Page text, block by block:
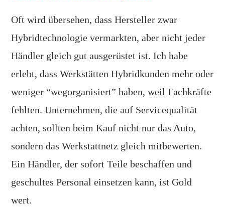
Oft wird übersehen, dass Hersteller zwar
Hybridtechnologie vermarkten, aber nicht jeder
Händler gleich gut ausgerüstet ist. Ich habe
erlebt, dass Werkstätten Hybridkunden mehr oder
weniger “wegorganisiert” haben, weil Fachkräfte
fehlten. Unternehmen, die auf Servicequalität
achten, sollten beim Kauf nicht nur das Auto,
sondern das Werkstattnetz gleich mitbewerten.
Ein Händler, der sofort Teile beschaffen und
geschultes Personal einsetzen kann, ist Gold
wert.